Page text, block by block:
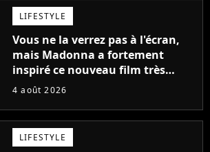
LIFESTYLE
Vous ne la verrez pas à l'écran,
mais Madonna a fortement
inspiré ce nouveau film très
attendu
4 août 2026
LIFESTYLE